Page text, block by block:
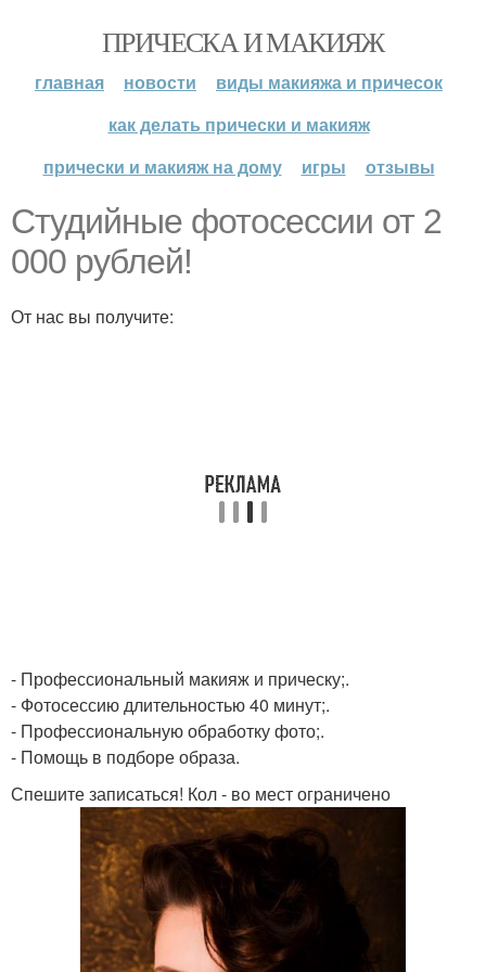
ПРИЧЕСКА И МАКИЯЖ
главная новости
виды макияжа и причесок
как делать прически и макияж
прически и макияж на дому
игры отзывы
Студийные фотосессии от 2
000 рублей!
От нас вы получите:
- Профессиональный макияж и прическу;.
- Фотосессию длительностью 40 минут;.
- Профессиональную обработку фото;.
- Помощь в подборе образа.
Спешите записаться! Кол - во мест ограничено